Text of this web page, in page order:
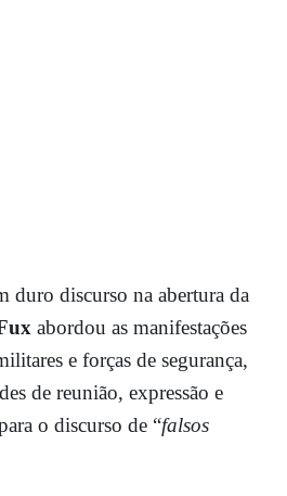
duro discurso na abertura da
abordou as manifestações
e forças de segurança,
de reunião, expressão e
o discurso de “falsos